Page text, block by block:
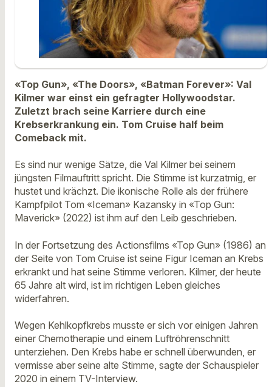
«Top Gun», «The Doors», «Batman Forever»: Val
Kilmer war einst ein gefragter Hollywoodstar.
Zuletzt brach seine Karriere durch eine
Krebserkrankung ein. Tom Cruise half beim
Comeback mit.
Es sind nur wenige Sätze, die Val Kilmer bei seinem
jüngsten Filmauftritt spricht. Die Stimme ist kurzatmig, er
hustet und krächzt. Die ikonische Rolle als der frühere
Kampfpilot Tom «Iceman» Kazansky in «Top Gun:
Maverick» (2022) ist ihm auf den Leib geschrieben.
In der Fortsetzung des Actionsfilms «Top Gun» (1986) an
der Seite von Tom Cruise ist seine Figur Iceman an Krebs
erkrankt und hat seine Stimme verloren. Kilmer, der heute
65 Jahre alt wird, ist im richtigen Leben gleiches
widerfahren.
Wegen Kehlkopfkrebs musste er sich vor einigen Jahren
einer Chemotherapie und einem Luftröhrenschnitt
unterziehen. Den Krebs habe er schnell überwunden, er
vermisse aber seine alte Stimme, sagte der Schauspieler
2020 in einem TV-Interview.